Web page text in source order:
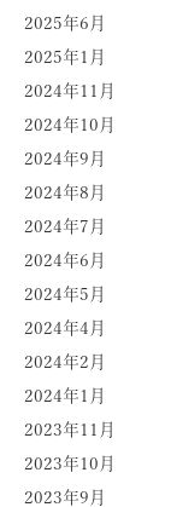
2025年6月
2025年1月
2024年11月
2024年10月
2024年9月
2024年8月
2024年7月
2024年6月
2024年5月
2024年4月
2024年2月
2024年1月
2023年11月
2023年10月
2023年9月